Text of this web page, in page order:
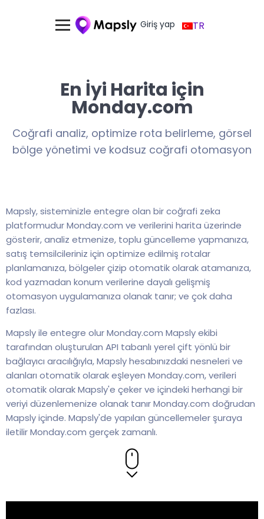
Giriş yap TR
En İyi Harita için
Monday.com
Coğrafi analiz, optimize rota belirleme, görsel
bölge yönetimi ve kodsuz coğrafi otomasyon
Mapsly, sisteminizle entegre olan bir coğrafi zeka
platformudur Monday.com ve verilerini harita üzerinde
gösterir, analiz etmenize, toplu güncelleme yapmanıza,
satış temsilcileriniz için optimize edilmiş rotalar
planlamanıza, bölgeler çizip otomatik olarak atamanıza,
kod yazmadan konum verilerine dayalı gelişmiş
otomasyon uygulamanıza olanak tanır; ve çok daha
fazlası.
Mapsly ile entegre olur Monday.com Mapsly ekibi
tarafından oluşturulan API tabanlı yerel çift yönlü bir
bağlayıcı aracılığıyla, Mapsly hesabınızdaki nesneleri ve
alanları otomatik olarak eşleyen Monday.com, verileri
otomatik olarak Mapsly'e çeker ve içindeki herhangi bir
veriyi düzenlemenize olanak tanır Monday.com doğrudan
Mapsly içinde. Mapsly'de yapılan güncellemeler şuraya
iletilir Monday.com gerçek zamanlı.